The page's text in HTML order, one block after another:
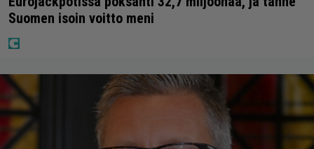
Suomen isoin voitto meni